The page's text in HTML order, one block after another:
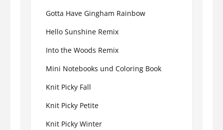
Gotta Have Gingham Rainbow
Hello Sunshine Remix
Into the Woods Remix
Mini Notebooks und Coloring Book
Knit Picky Fall
Knit Picky Petite
Knit Picky Winter